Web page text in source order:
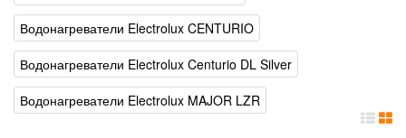
Водонагреватели Electrolux CENTURIO
Водонагреватели Electrolux Centurio DL Silver
Водонагреватели Electrolux MAJOR LZR